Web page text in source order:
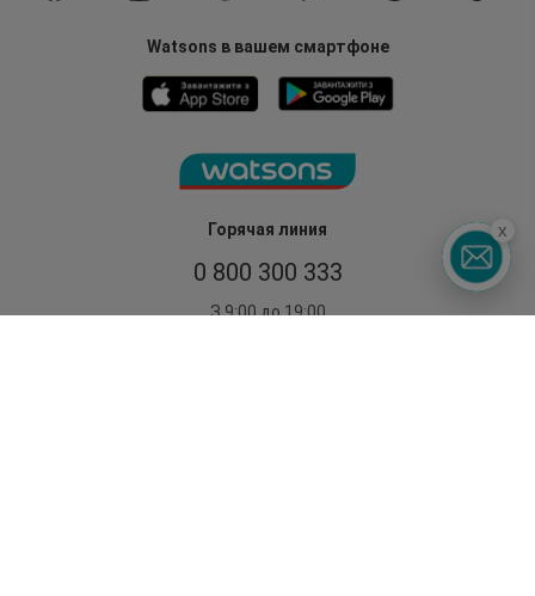
Горячая линия
0 800 300 333
З 9:00 до 19:00
Watsons в вашем смартфоне
x